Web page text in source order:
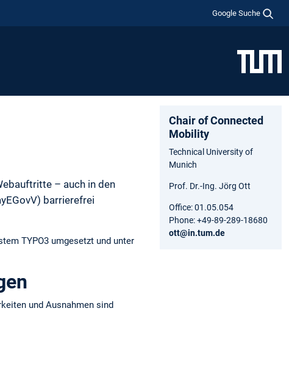
Google Suche
– auch in den
barrierefrei
TYPO3 umgesetzt und unter
und Ausnahmen sind
Chair of Connected
Mobility
Technical University of
Munich
Prof. Dr.-Ing. Jörg Ott
Office: 01.05.054
Phone: +49-89-289-18680
ott@in.tum.de